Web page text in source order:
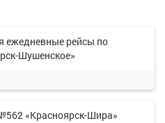
ежедневные рейсы по
Шушенское»
«Красноярск-Шира»